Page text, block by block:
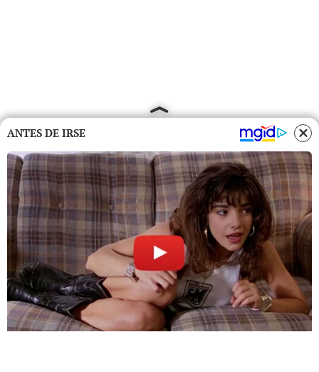
ANTES DE IRSE